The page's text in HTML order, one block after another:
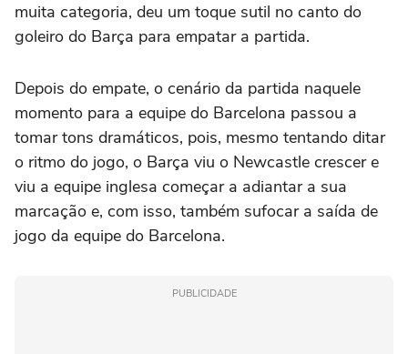
muita categoria, deu um toque sutil no canto do
goleiro do Barça para empatar a partida.
Depois do empate, o cenário da partida naquele
momento para a equipe do Barcelona passou a
tomar tons dramáticos, pois, mesmo tentando ditar
o ritmo do jogo, o Barça viu o Newcastle crescer e
viu a equipe inglesa começar a adiantar a sua
marcação e, com isso, também sufocar a saída de
jogo da equipe do Barcelona.
PUBLICIDADE